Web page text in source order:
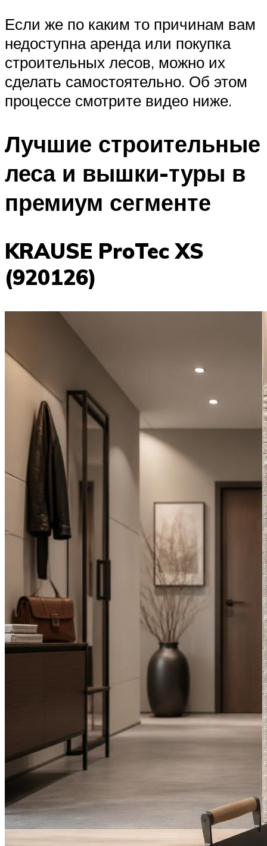
Если же по каким то причинам вам
недоступна аренда или покупка
строительных лесов, можно их
сделать самостоятельно. Об этом
процессе смотрите видео ниже.
Лучшие строительные
леса и вышки-туры в
премиум сегменте
KRAUSE ProTec XS
(920126)